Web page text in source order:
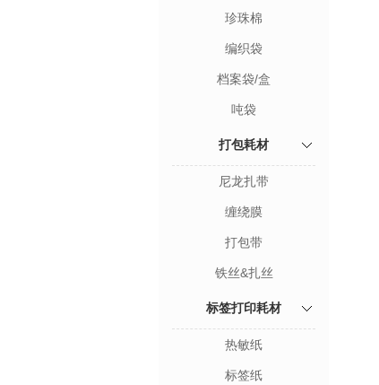
珍珠棉
编织袋
档案袋/盒
吨袋
打包耗材
尼龙扎带
缠绕膜
打包带
铁丝&扎丝
标签打印耗材
热敏纸
标签纸